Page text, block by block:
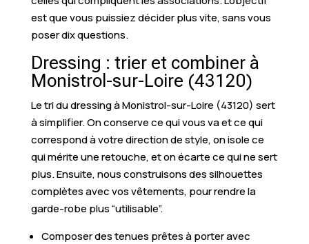
est que vous puissiez décider plus vite, sans vous
poser dix questions.
Dressing : trier et combiner à
Monistrol-sur-Loire (43120)
Le tri du dressing à Monistrol-sur-Loire (43120) sert
à simplifier. On conserve ce qui vous va et ce qui
correspond à votre direction de style, on isole ce
qui mérite une retouche, et on écarte ce qui ne sert
plus. Ensuite, nous construisons des silhouettes
complètes avec vos vêtements, pour rendre la
garde-robe plus “utilisable”.
Composer des tenues prêtes à porter avec